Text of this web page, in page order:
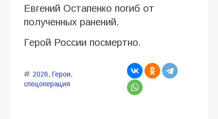
Евгений Остапенко погиб от
полученных ранений.
Герой России посмертно.
2026, Герои,
спецоперация